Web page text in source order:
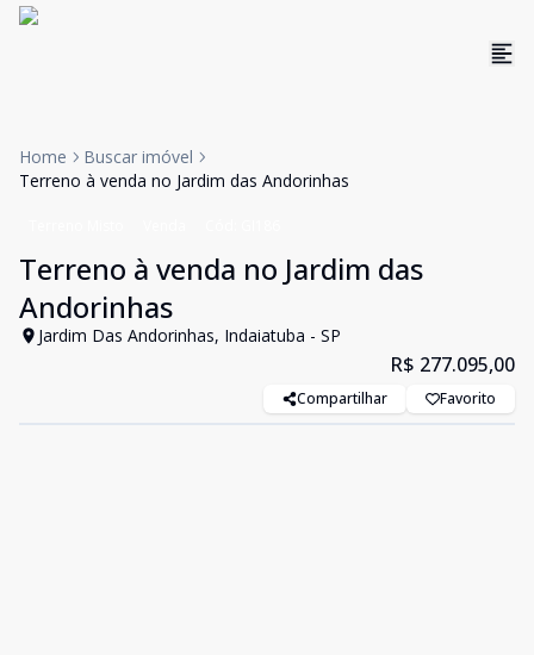
Home
Buscar imóvel
Terreno à venda no Jardim das Andorinhas
Terreno à venda no Jardim das
Andorinhas
Jardim Das Andorinhas, Indaiatuba - SP
R$ 277.095,00
Compartilhar Favorito